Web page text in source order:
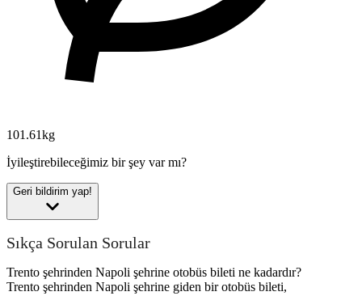
101.61kg
İyileştirebileceğimiz bir şey var mı?
Geri bildirim yap!
Sıkça Sorulan Sorular
Trento şehrinden Napoli şehrine otobüs bileti ne kadardır?
Trento şehrinden Napoli şehrine giden bir otobüs bileti,